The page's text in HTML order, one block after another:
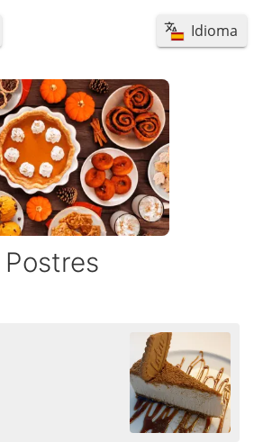
Idioma
Postres